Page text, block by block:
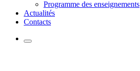
Programme des enseignements
Actualités
Contacts